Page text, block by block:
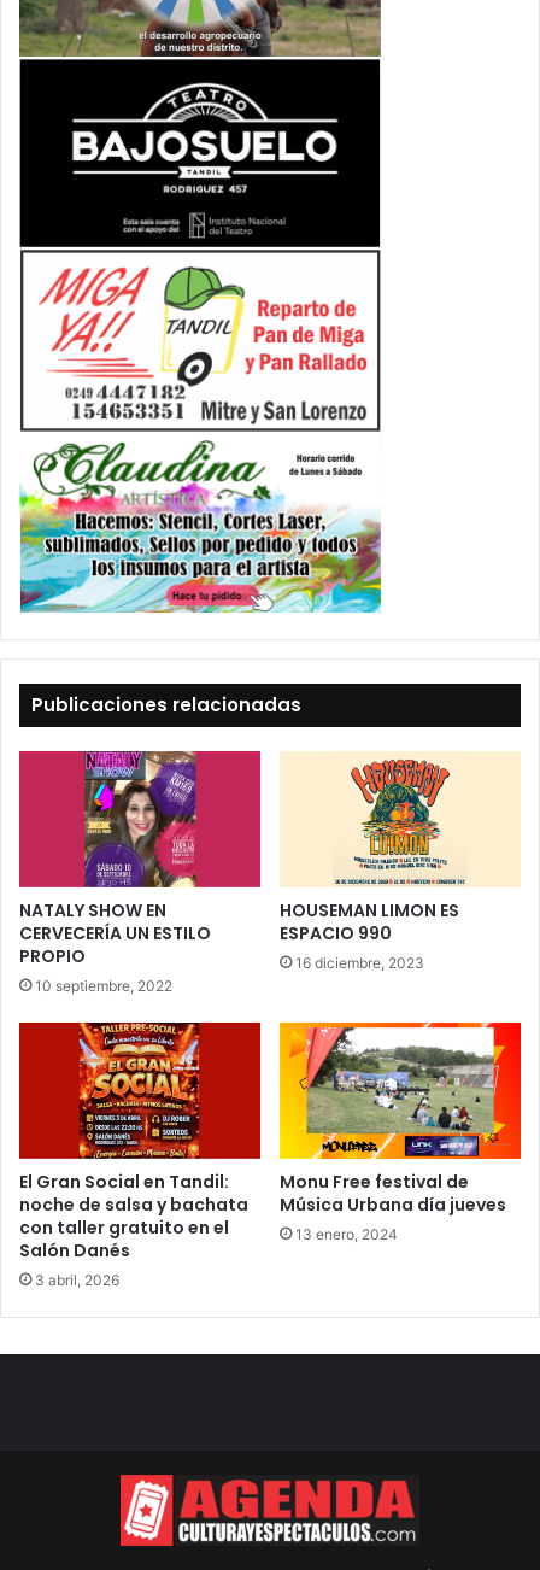
Publicaciones relacionadas
NATALY SHOW EN
CERVECERÍA UN ESTILO
PROPIO
10 septiembre, 2022
HOUSEMAN LIMON ES
ESPACIO 990
16 diciembre, 2023
El Gran Social en Tandil:
noche de salsa y bachata
con taller gratuito en el
Salón Danés
3 abril, 2026
Monu Free festival de
Música Urbana día jueves
13 enero, 2024